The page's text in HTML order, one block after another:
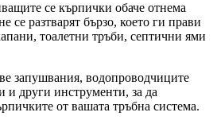
се кърпички обаче отнема
се разтварят бързо, което ги прави
тоалетни тръби, септични ями
запушвания, водопроводчиците
и други инструменти, за да
от вашата тръбна система.